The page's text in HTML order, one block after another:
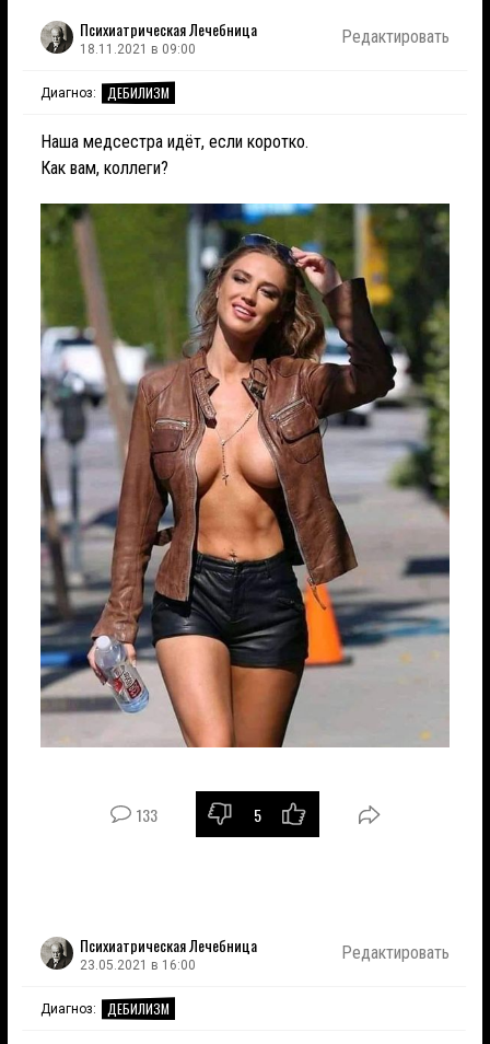
Психиатрическая Лечебница
18.11.2021 в 09:00
Редактировать
Диагноз: ДЕБИЛИЗМ
Наша медсестра идёт, если коротко.
Как вам, коллеги?
133 5
Психиатрическая Лечебница
23.05.2021 в 16:00
Редактировать
Диагноз: ДЕБИЛИЗМ